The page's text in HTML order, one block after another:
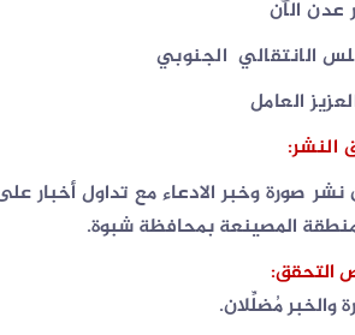
عدن الآن
الانتقالي الجنوبي
العامل
النشر:
نشر صورة وخبر الادعاء مع تداول أخبار
المصينعة بمحافظة شبوة.
التحقق:
والخبر مُضلِّلان.
07 أغسطس 2026
فيديو لقصف صاروخي حوثي مضلل في
صعد...